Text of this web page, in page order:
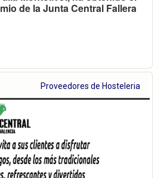
de la Junta Central Fallera
Proveedores de Hosteleria